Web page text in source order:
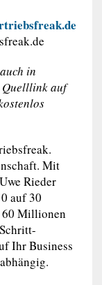
in
Quelllink auf
Mit
Rieder
auf 30
60 Millionen
Ihr Business